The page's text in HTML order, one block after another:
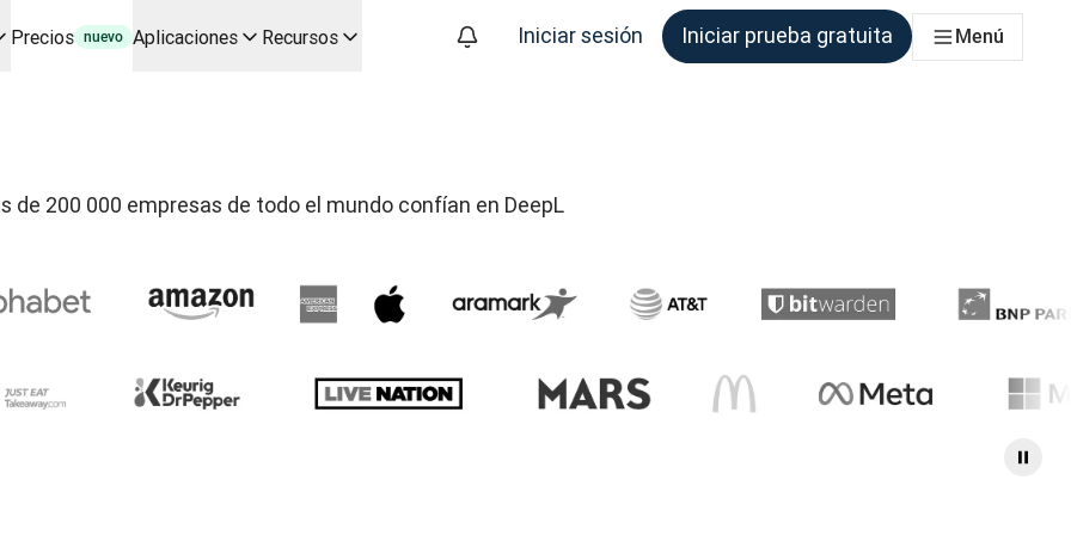
IA para casos de uso e integraciones principales
real
Precios nuevo Aplicaciones Recursos Iniciar sesión Iniciar prueba gratuita Menú
de 200 000 empresas de todo el mundo confían en DeepL